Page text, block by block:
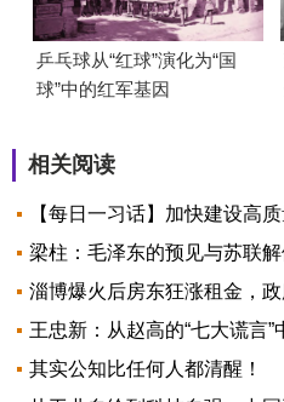
乒乓球从“红球”演化为“国
球”中的红军基因
相关阅读
【每日一习话】加快建设高
梁柱：毛泽东的预见与苏联解
淄博爆火后房东狂涨租金，政
王忠新：从赵高的“七大谎言”
其实公知比任何人都清醒！